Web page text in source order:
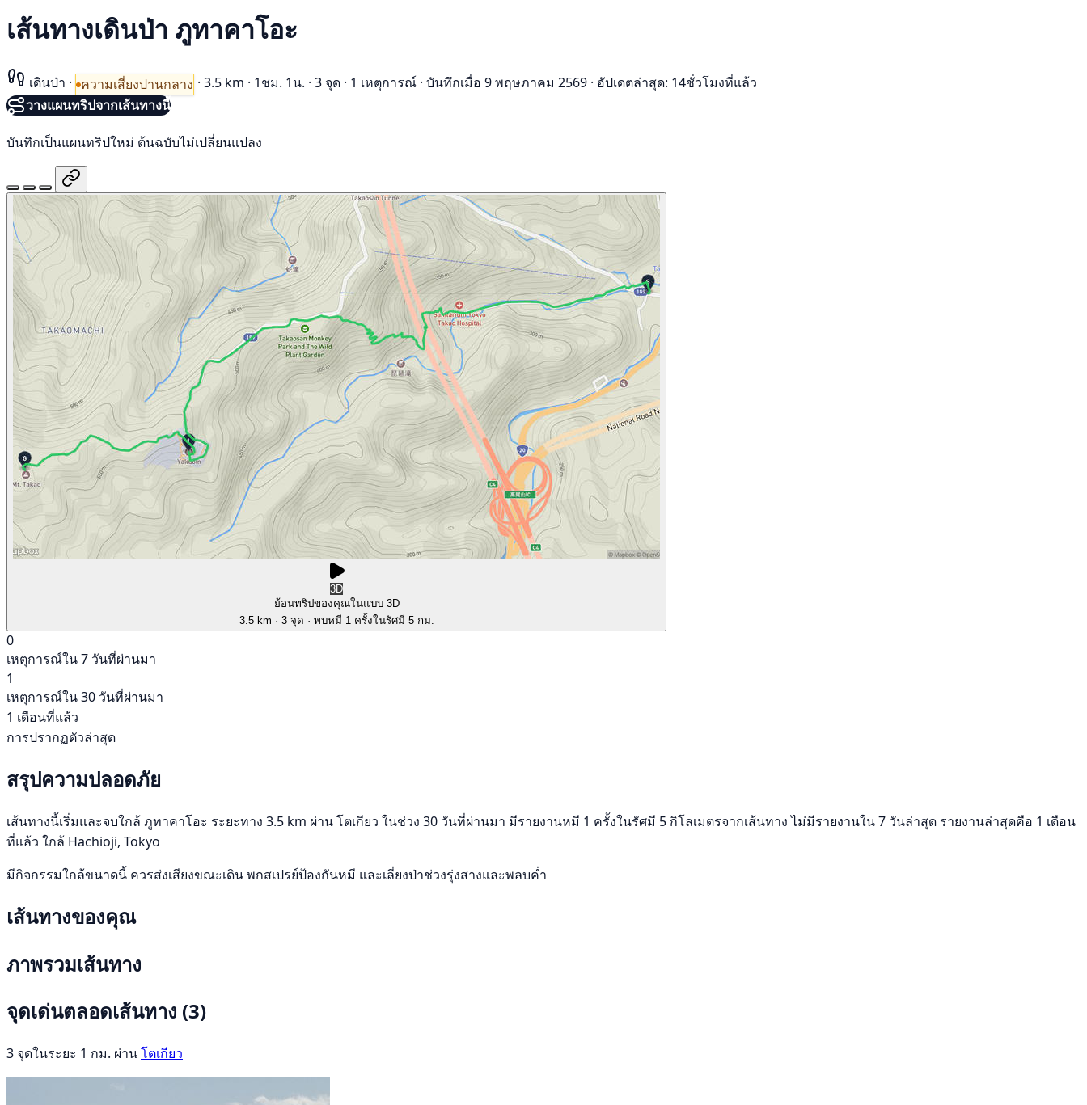
เส้นทางเดินป่า ภูทาคาโอะ
เดินป่า · ความเสี่ยงปานกลาง · 3.5 km · 1ชม. 1น. · 3 จุด · 1 เหตุการณ์ · บันทึกเมื่อ 9 พฤษภาคม 2569 · อัปเดตล่าสุด: 14ชั่วโมงที่แล้ว
วางแผนทริปจากเส้นทางนี้
บันทึกเป็นแผนทริปใหม่ ต้นฉบับไม่เปลี่ยนแปลง
3D
ย้อนทริปของคุณในแบบ 3D
3.5 km · 3 จุด · พบหมี 1 ครั้งในรัศมี 5 กม.
0
เหตุการณ์ใน 7 วันที่ผ่านมา
1
เหตุการณ์ใน 30 วันที่ผ่านมา
1 เดือนที่แล้ว
การปรากฏตัวล่าสุด
สรุปความปลอดภัย
เส้นทางนี้เริ่มและจบใกล้ ภูทาคาโอะ ระยะทาง 3.5 km ผ่าน โตเกียว ในช่วง 30 วันที่ผ่านมา มีรายงานหมี 1 ครั้งในรัศมี 5 กิโลเมตรจากเส้นทาง ไม่มีรายงานใน 7 วันล่าสุด รายงานล่าสุดคือ 1 เดือน
ที่แล้ว ใกล้ Hachioji, Tokyo
มีกิจกรรมใกล้ขนาดนี้ ควรส่งเสียงขณะเดิน พกสเปรย์ป้องกันหมี และเลี่ยงป่าช่วงรุ่งสางและพลบค่ำ
เส้นทางของคุณ
ภาพรวมเส้นทาง
จุดเด่นตลอดเส้นทาง (3)
3 จุดในระยะ 1 กม. ผ่านโตเกียว